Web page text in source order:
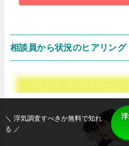
相談員から状況のヒアリング
＼ 浮気調査すべきか無料で知れ
る ／